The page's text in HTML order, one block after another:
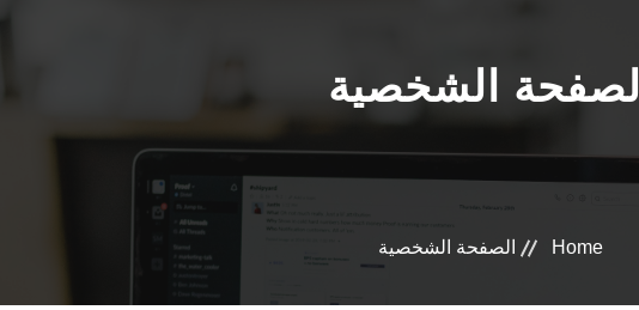
الصفحة الشخصية
Home الصفحة الشخصية